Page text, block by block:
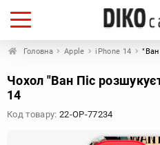
Головна Apple iPhone 14 "Ван
Чохол "Ван Піс
14
Код товару: 22-OP-77234